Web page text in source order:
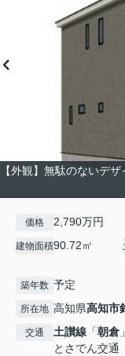
【外観】無駄のないデ
価格 2,790万円
建物面積90.72㎡
築年数 予定
所在地 高知県高知市
交通 土讃線 「朝倉
とさでん交